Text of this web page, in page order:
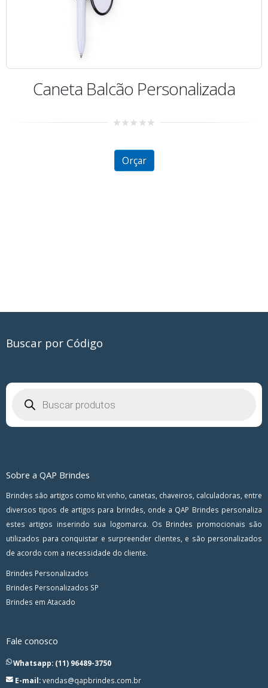
Balcão Personalizada
Buscar por Código
produtos
Sobre a QAP Brindes
Brindes são artigos como kit vinho, canetas, chaveiros, calculadoras, entre
diversos tipos de artigos para brindes, onde a QAP Brindes personaliza
estes artigos inserindo sua logomarca. Os Brindes promocionais são
utilizados para conquistar e surpreender clientes, e são personalizados
de acordo com a necessidade do cliente.
Brindes Personalizados
Brindes Personalizados SP
Brindes em Atacado
Fale conosco
Whatsapp: (11) 96489-3750
E-mail:vendas@qapbrindes.com.br